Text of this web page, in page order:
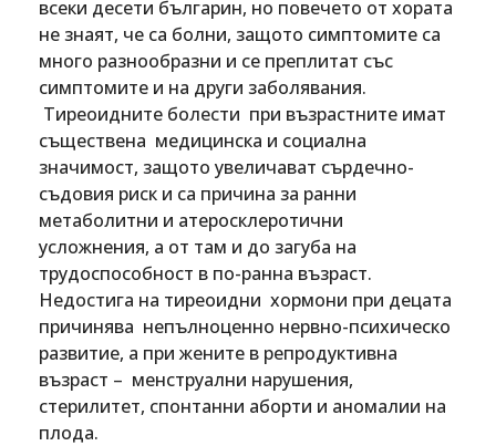
всеки десети българин, но повечето от хората
не знаят, че са болни, защото симптомите са
много разнообразни и се преплитат със
симптомите и на други заболявания.
Тиреоидните болести при възрастните имат
съществена медицинска и социална
значимост, защото увеличават сърдечно-
съдовия риск и са причина за ранни
метаболитни и атеросклеротични
усложнения, а от там и до загуба на
трудоспособност в по-ранна възраст.
Недостига на тиреоидни хормони при децата
причинява непълноценно нервно-психическо
развитие, а при жените в репродуктивна
възраст – менструални нарушения,
стерилитет, спонтанни аборти и аномалии на
плода.